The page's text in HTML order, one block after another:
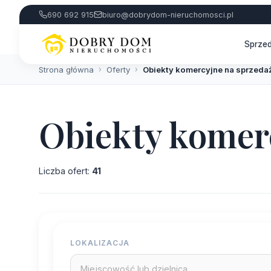
690 692 915 biuro@dobrydom-nieruchomosci.pl
Strona główna › Oferty › Obiekty komercyjne na
Obiekty
Liczba ofert: 41
LOKALIZACJA